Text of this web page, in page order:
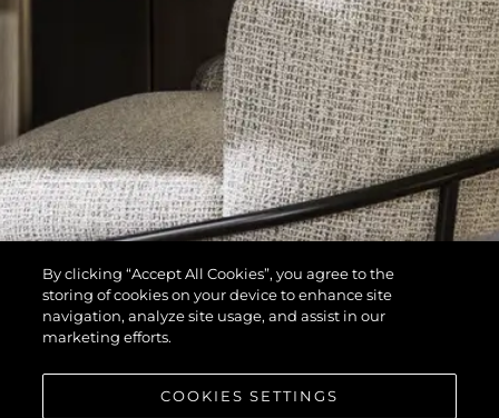
By clicking “Accept All Cookies”, you agree to the
storing of cookies on your device to enhance site
navigation, analyze site usage, and assist in our
marketing efforts.
COOKIES SETTINGS